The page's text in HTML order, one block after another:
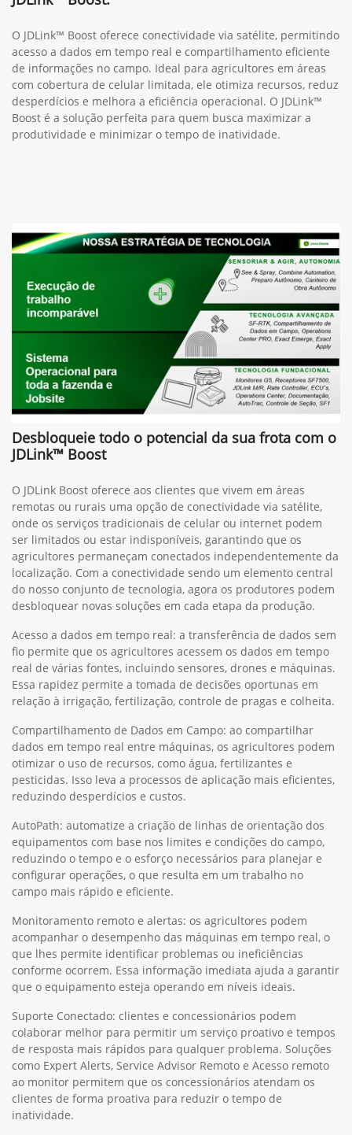
O JDLink™ Boost oferece conectividade via satélite, permitindo
acesso a dados em tempo real e compartilhamento eficiente
de informações no campo. Ideal para agricultores em áreas
com cobertura de celular limitada, ele otimiza recursos, reduz
desperdícios e melhora a eficiência operacional. O JDLink™
Boost é a solução perfeita para quem busca maximizar a
produtividade e minimizar o tempo de inatividade.
Desbloqueie todo o potencial da sua frota com o
JDLink™ Boost
O JDLink Boost oferece aos clientes que vivem em áreas
remotas ou rurais uma opção de conectividade via satélite,
onde os serviços tradicionais de celular ou internet podem
ser limitados ou estar indisponíveis, garantindo que os
agricultores permaneçam conectados independentemente da
localização. Com a conectividade sendo um elemento central
do nosso conjunto de tecnologia, agora os produtores podem
desbloquear novas soluções em cada etapa da produção.
Acesso a dados em tempo real: a transferência de dados sem
fio permite que os agricultores acessem os dados em tempo
real de várias fontes, incluindo sensores, drones e máquinas.
Essa rapidez permite a tomada de decisões oportunas em
relação à irrigação, fertilização, controle de pragas e colheita.
Compartilhamento de Dados em Campo: ao compartilhar
dados em tempo real entre máquinas, os agricultores podem
otimizar o uso de recursos, como água, fertilizantes e
pesticidas. Isso leva a processos de aplicação mais eficientes,
reduzindo desperdícios e custos.
AutoPath: automatize a criação de linhas de orientação dos
equipamentos com base nos limites e condições do campo,
reduzindo o tempo e o esforço necessários para planejar e
configurar operações, o que resulta em um trabalho no
campo mais rápido e eficiente.
Monitoramento remoto e alertas: os agricultores podem
acompanhar o desempenho das máquinas em tempo real, o
que lhes permite identificar problemas ou ineficiências
conforme ocorrem. Essa informação imediata ajuda a garantir
que o equipamento esteja operando em níveis ideais.
Suporte Conectado: clientes e concessionários podem
colaborar melhor para permitir um serviço proativo e tempos
de resposta mais rápidos para qualquer problema. Soluções
como Expert Alerts, Service Advisor Remoto e Acesso remoto
ao monitor permitem que os concessionários atendam os
clientes de forma proativa para reduzir o tempo de
inatividade.